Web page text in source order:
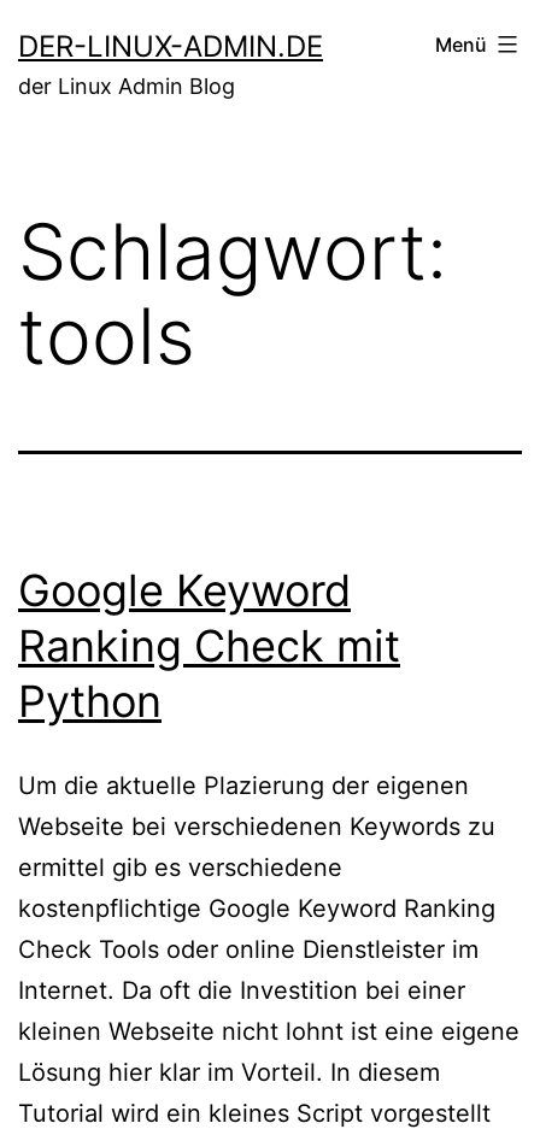
Inhalt
springen
DER-LINUX-ADMIN.DE
der Linux Admin Blog
Menü
Schlagwort:
tools
Google Keyword
Ranking Check mit
Python
Um die aktuelle Plazierung der eigenen
Webseite bei verschiedenen Keywords zu
ermittel gib es verschiedene
kostenpflichtige Google Keyword Ranking
Check Tools oder online Dienstleister im
Internet. Da oft die Investition bei einer
kleinen Webseite nicht lohnt ist eine eigene
Lösung hier klar im Vorteil. In diesem
Tutorial wird ein kleines Script vorgestellt